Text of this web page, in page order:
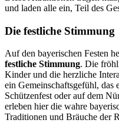
und laden alle ein, Teil des
Die festliche Stimmung
Auf den bayerischen Festen
festliche Stimmung. Die
Kinder und die herzliche
ein Gemeinschaftsgefühl, das
Schützenfest oder auf dem
erleben hier die wahre
Traditionen und Bräuche der